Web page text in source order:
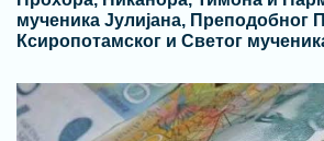
мученика Јулијана, Преподобног
Ксиропотамског и Светог